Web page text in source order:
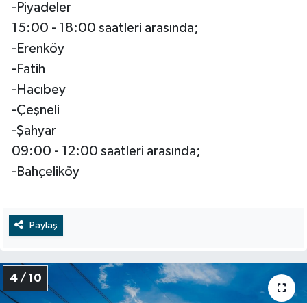
-Piyadeler
15:00 - 18:00 saatleri arasında;
-Erenköy
-Fatih
-Hacıbey
-Çeşneli
-Şahyar
09:00 - 12:00 saatleri arasında;
-Bahçeliköy
Paylaş
4 / 10